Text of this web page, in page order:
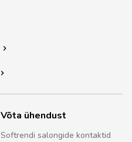
Võta ühendust
Softrendi salongide kontaktid